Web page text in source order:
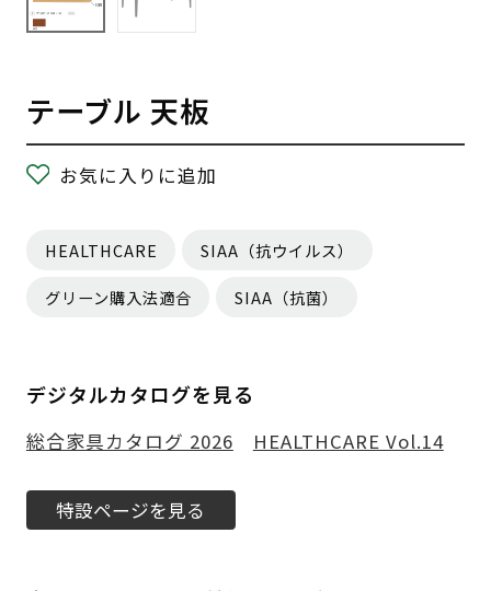
テーブル 天板
お気に入りに追加
HEALTHCARE SIAA（抗ウイルス）
グリーン購入法適合 SIAA（抗菌）
デジタルカタログを見る
総合家具カタログ 2026 HEALTHCARE Vol.14
特設ページを見る